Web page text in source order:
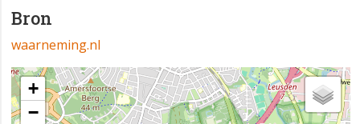
Bron
waarneming.nl
+
−